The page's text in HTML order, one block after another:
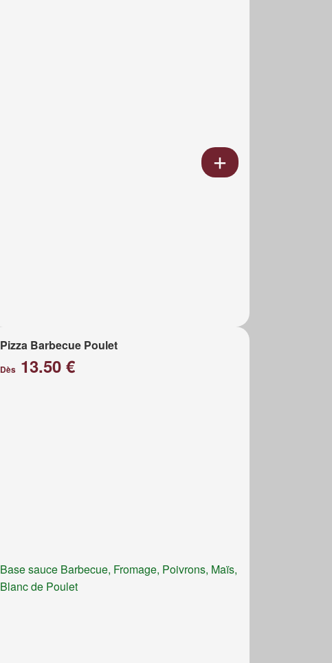
Pizza Barbecue Poulet
Dès 13.50 €
Base sauce Barbecue, Fromage, Poivrons, Maïs,
Blanc de Poulet